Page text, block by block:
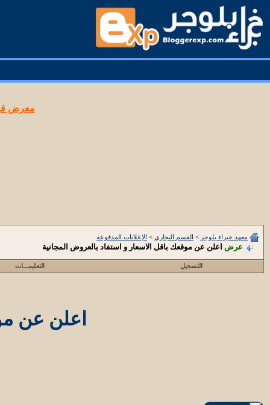
معرض
معهد خبراء بلوجر > القسم التجاري > الإعلانات المدفوعة
عرض اعلن عن موقعك باقل الاسعار و استفاد بالعروض المجانية
التسجيل التعليمـــات
اعلن عن